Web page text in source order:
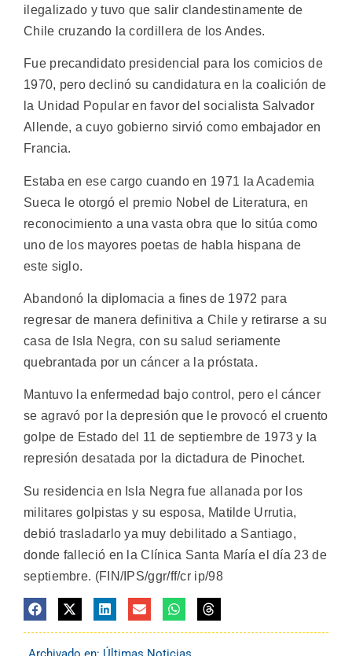
ilegalizado y tuvo que salir clandestinamente de
Chile cruzando la cordillera de los Andes.
Fue precandidato presidencial para los comicios de
1970, pero declinó su candidatura en la coalición de
la Unidad Popular en favor del socialista Salvador
Allende, a cuyo gobierno sirvió como embajador en
Francia.
Estaba en ese cargo cuando en 1971 la Academia
Sueca le otorgó el premio Nobel de Literatura, en
reconocimiento a una vasta obra que lo sitúa como
uno de los mayores poetas de habla hispana de
este siglo.
Abandonó la diplomacia a fines de 1972 para
regresar de manera definitiva a Chile y retirarse a su
casa de Isla Negra, con su salud seriamente
quebrantada por un cáncer a la próstata.
Mantuvo la enfermedad bajo control, pero el cáncer
se agravó por la depresión que le provocó el cruento
golpe de Estado del 11 de septiembre de 1973 y la
represión desatada por la dictadura de Pinochet.
Su residencia en Isla Negra fue allanada por los
militares golpistas y su esposa, Matilde Urrutia,
debió trasladarlo ya muy debilitado a Santiago,
donde falleció en la Clínica Santa María el día 23 de
septiembre. (FIN/IPS/ggr/ff/cr ip/98